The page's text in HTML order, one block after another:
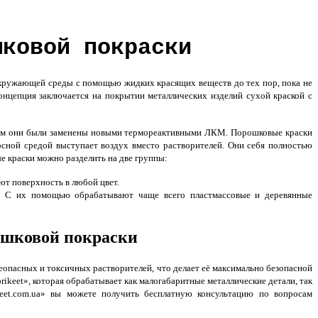
покраски
среды с помощью жидких красящих веществ до тех пор, пока не
заключается на покрытии металлических изделий сухой краской с
они были заменены новыми термореактивными ЛКМ. Порошковые краски
средой выступает воздух вместо растворителей. Они себя полностью
краски можно разделить на две группы:
поверхность в любой цвет.
С их помощью обрабатывают чаще всего пластмассовые и деревянные
покраски
и токсичных растворителей, что делает её максимально безопасной
которая обрабатывает как малогабаритные металлические детали, так
вы можете получить бесплатную консультацию по вопросам